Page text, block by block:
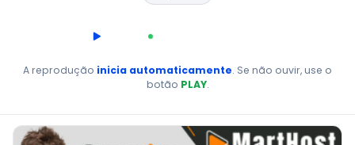
AO VIVO
A reprodução inicia automaticamente. Se não ouvir, use o
botão PLAY.